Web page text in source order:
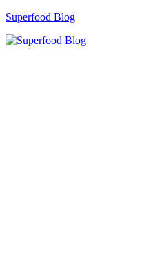
Zum
springen
Superfood Blog